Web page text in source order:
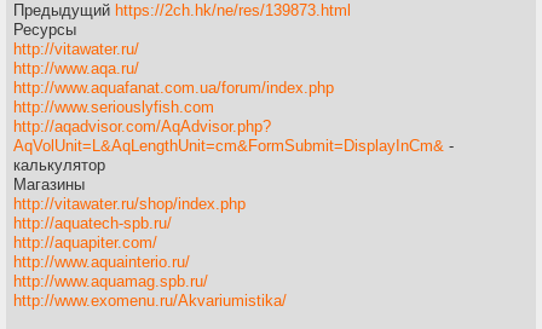
Предыдущий https://2ch.hk/ne/res/139873.html
Ресурсы
http://vitawater.ru/
http://www.aqa.ru/
http://www.aquafanat.com.ua/forum/index.php
http://www.seriouslyfish.com
http://aqadvisor.com/AqAdvisor.php?
AqVolUnit=L&AqLengthUnit=cm&FormSubmit=DisplayInCm& -
калькулятор
Магазины
http://vitawater.ru/shop/index.php
http://aquatech-spb.ru/
http://aquapiter.com/
http://www.aquainterio.ru/
http://www.aquamag.spb.ru/
http://www.exomenu.ru/Akvariumistika/